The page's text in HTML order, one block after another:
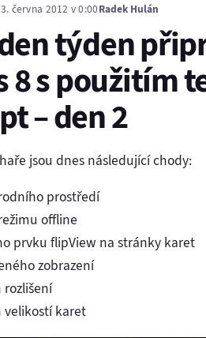
června 2012 v 0:00Radek Hulán
týden
s použitím
– den 2
jsou dnes následující chody:
prostředí
offline
prvku flipView na stránky karet
zobrazení
rozlišení
velikostí karet